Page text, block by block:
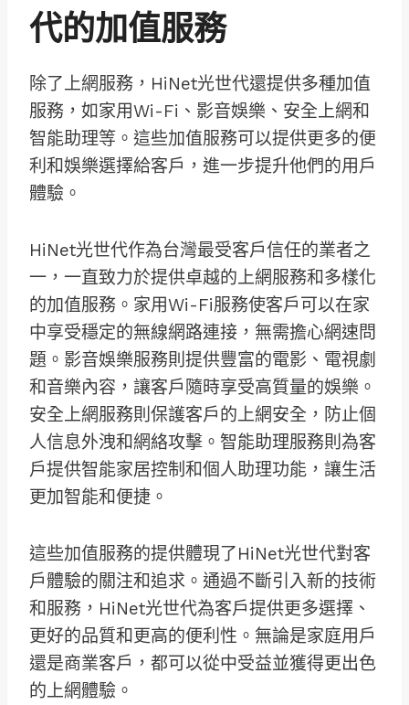
代的加值服務
除了上網服務，HiNet光世代還提供多種加值
服務，如家用Wi-Fi、影音娛樂、安全上網和
智能助理等。這些加值服務可以提供更多的便
利和娛樂選擇給客戶，進一步提升他們的用戶
體驗。
HiNet光世代作為台灣最受客戶信任的業者之
一，一直致力於提供卓越的上網服務和多樣化
的加值服務。家用Wi-Fi服務使客戶可以在家
中享受穩定的無線網路連接，無需擔心網速問
題。影音娛樂服務則提供豐富的電影、電視劇
和音樂內容，讓客戶隨時享受高質量的娛樂。
安全上網服務則保護客戶的上網安全，防止個
人信息外洩和網絡攻擊。智能助理服務則為客
戶提供智能家居控制和個人助理功能，讓生活
更加智能和便捷。
這些加值服務的提供體現了HiNet光世代對客
戶體驗的關注和追求。通過不斷引入新的技術
和服務，HiNet光世代為客戶提供更多選擇、
更好的品質和更高的便利性。無論是家庭用戶
還是商業客戶，都可以從中受益並獲得更出色
的上網體驗。